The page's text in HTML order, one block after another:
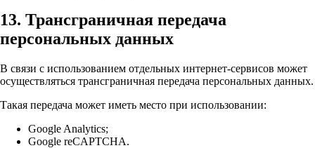
13. Трансграничная передача
персональных данных
В связи с использованием отдельных интернет-сервисов может
осуществляться трансграничная передача персональных данных.
Такая передача может иметь место при использовании:
Google Analytics;
Google reCAPTCHA.